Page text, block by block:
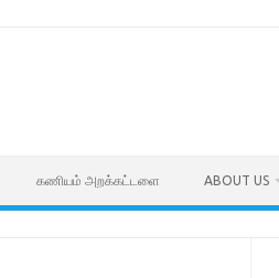
கணியம் அறக்கட்டளை ABOUT US